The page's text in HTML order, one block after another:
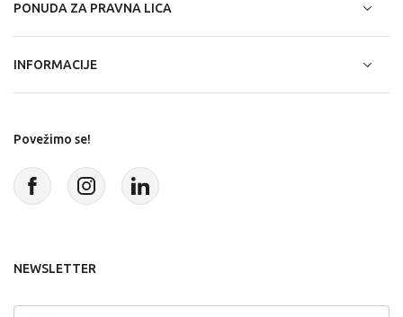
PONUDA ZA PRAVNA LICA
INFORMACIJE
Povežimo se!
NEWSLETTER